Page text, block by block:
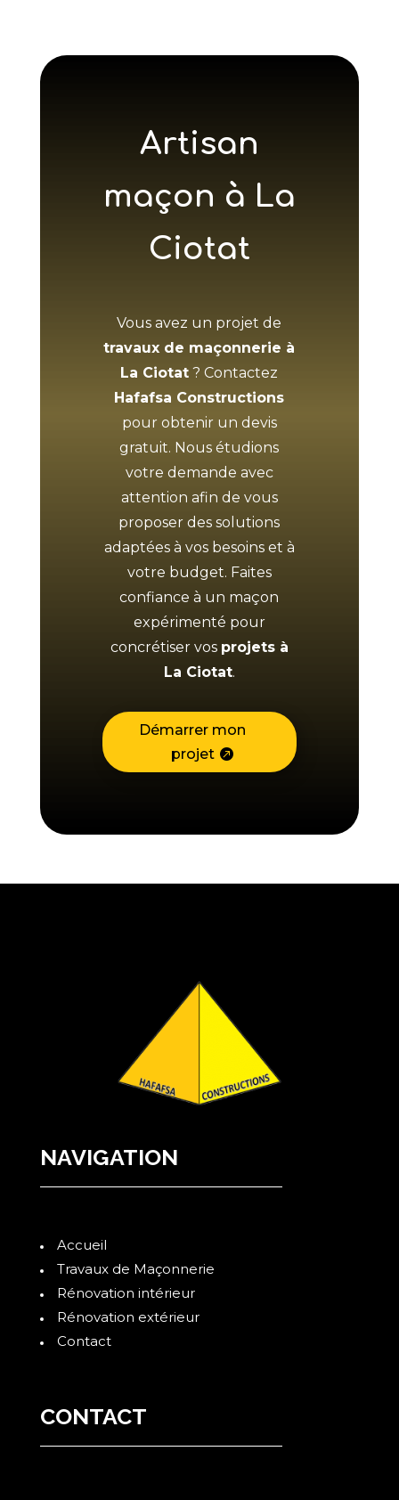
Artisan
maçon à La
Ciotat
Vous avez un projet de
travaux de maçonnerie à
La Ciotat ? Contactez
Hafafsa Constructions
pour obtenir un devis
gratuit. Nous étudions
votre demande avec
attention afin de vous
proposer des solutions
adaptées à vos besoins et à
votre budget. Faites
confiance à un maçon
expérimenté pour
concrétiser vos projets à
La Ciotat.
Démarrer mon
projet
NAVIGATION
Accueil
Travaux de Maçonnerie
Rénovation intérieur
Rénovation extérieur
Contact
CONTACT